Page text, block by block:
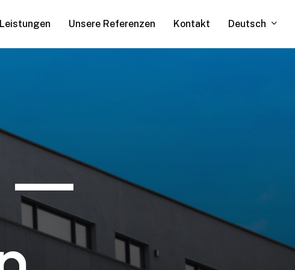
Leistungen Unsere Referenzen Kontakt Deutsch
—